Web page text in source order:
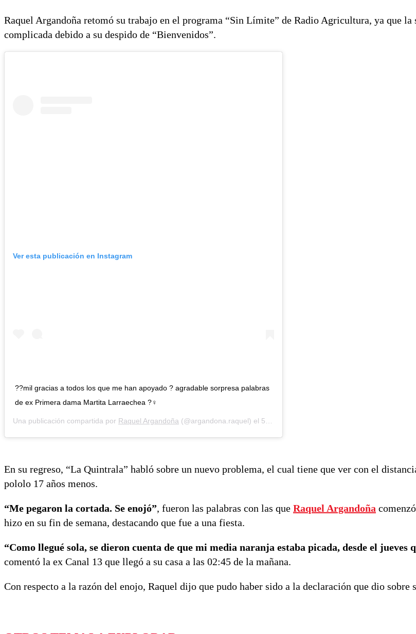
Raquel Argandoña retomó su trabajo en el programa “Sin Límite” de Radio Agricultura, ya que la
complicada debido a su despido de “Bienvenidos”.
Ver esta publicación en Instagram
??mil gracias a todos los que me han apoyado ? agradable sorpresa palabras
de ex Primera dama Martita Larraechea ?‍♀️
Una publicación compartida por Raquel Argandoña (@argandona.raquel) el 5 de Jun de 2019 a las 10:52 PDT
En su regreso, “La Quintrala” habló sobre un nuevo problema, el cual tiene que ver con el
pololo 17 años menos.
“Me pegaron la cortada. Se enojó”, fueron las palabras con las que Raquel Argandoña
hizo en su fin de semana, destacando que fue a una fiesta.
“Como llegué sola, se dieron cuenta de que mi media naranja estaba picada, desde el jueves
comentó la ex Canal 13 que llegó a su casa a las 02:45 de la mañana.
Con respecto a la razón del enojo, Raquel dijo que pudo haber sido a la declaración que dio sobre